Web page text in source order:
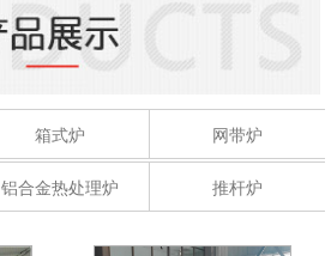
箱式炉 网带炉
铝合金热处理炉 推杆炉